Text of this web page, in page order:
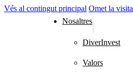
Vés al contingut principal Omet la visita
Nosaltres
DiverInvest
Valors